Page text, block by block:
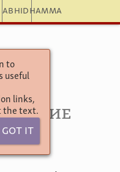
Abhidhamma
to
useful
links,
the text.
Got It